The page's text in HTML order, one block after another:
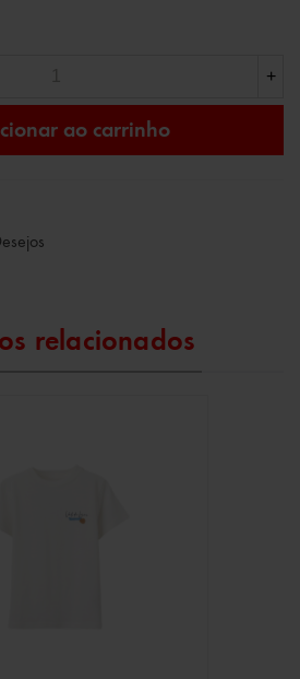
+
ao carrinho
relacionados